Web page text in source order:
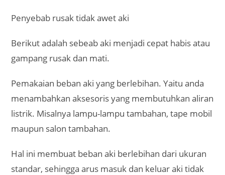
Penyebab rusak tidak awet aki
Berikut adalah sebeab aki menjadi cepat habis atau
gampang rusak dan mati.
Pemakaian beban aki yang berlebihan. Yaitu anda
menambahkan aksesoris yang membutuhkan aliran
listrik. Misalnya lampu-lampu tambahan, tape mobil
maupun salon tambahan.
Hal ini membuat beban aki berlebihan dari ukuran
standar, sehingga arus masuk dan keluar aki tidak